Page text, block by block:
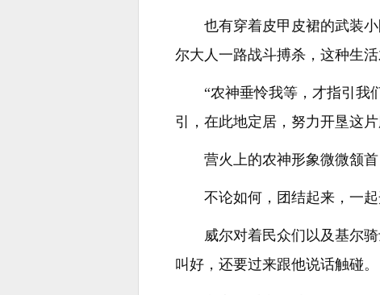
也有穿着皮甲皮裙的武装
尔大人一路战斗搏杀，这种生
“农神垂怜我等，才指引我
引，在此地定居，努力开垦这
营火上的农神形象微微颔
不论如何，团结起来，一
威尔对着民众们以及基尔
叫好，还要过来跟他说话触碰。